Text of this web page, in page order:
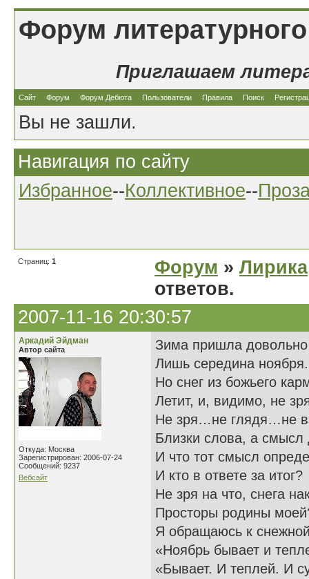
Форум
Приглашаем
Сайт Форум Форум Дебюта Пользователи Правила Поиск
Вы не зашли.
Навигация по сайту
Избранное--Коллективное--
Страниц: 1 Форум » Лирика
ответов.
2007-11-16 20:30:57
Аркадий Эйдман
Автор сайта
Откуда: Москва
Зарегистрирован: 2006-07-24
Сообщений: 9237
Вебсайт
Зима пришла
Лишь середина ноября.
Но снег из божьего
Летит, и, видимо, не
Не зря…не глядя…не
Близки слова, а смысл
И что тот смысл
И кто в ответе за итог?
Не зря на что, снега
Просторы родины
Я обращаюсь к
«Ноябрь бывает и
«Бывает. И теплей. И